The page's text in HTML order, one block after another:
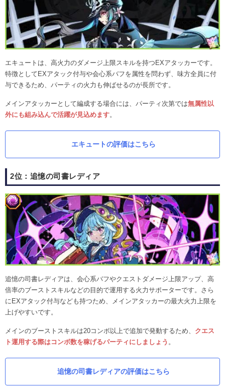
エキュートは、高火力のダメージ上限スキルを持つEXアタッカーです。
特徴としてEXアタック付与や会心系バフを属性を問わず、味方全員に付
与できるため、パーティの火力も伸ばせるのが長所です。
メインアタッカーとして編成する場合には、パーティ次第では無属性以
外にも組み込んで活躍が見込めます。
エキュートの評価はこちら
2位：追憶の司書レディア
追憶の司書レディアは、会心系バフやクエストダメージ上限アップ、高
倍率のブーストスキルなどの目的で運用する火力サポーターです。さら
にEXアタック付与なども持つため、メインアタッカーの最大火力上限を
上げやすいです。
メインのブーストスキルは20コンボ以上で追加で発動するため、 クエス
ト運用する際はコンボ数を稼げるパーティにしましょう 。
追憶の司書レディアの評価はこちら